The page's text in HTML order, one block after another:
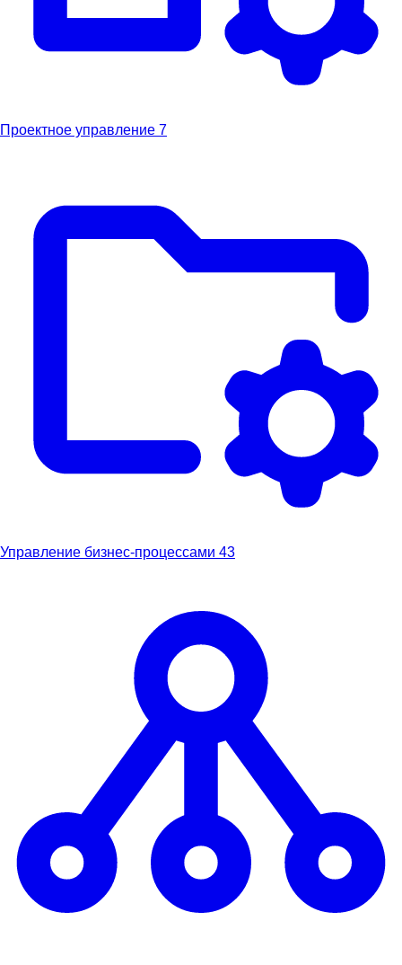
Проектное управление 7
Управление бизнес-процессами 43